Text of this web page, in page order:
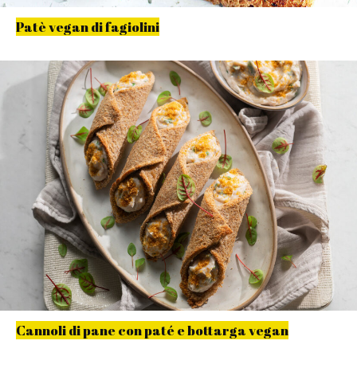
Patè vegan di fagiolini
Cannoli di pane con paté e bottarga vegan